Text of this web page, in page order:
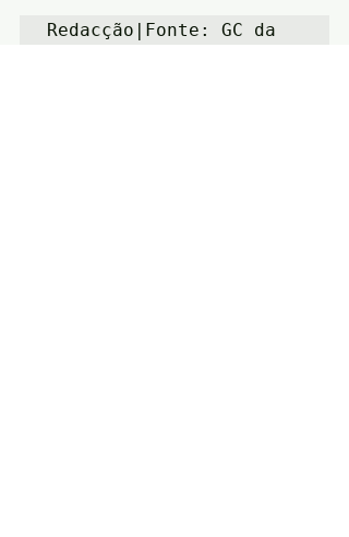
Redacção|Fonte: GC da